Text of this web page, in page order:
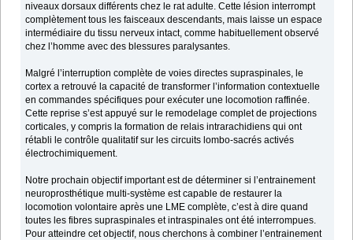
niveaux dorsaux différents chez le rat adulte. Cette lésion interrompt
complètement tous les faisceaux descendants, mais laisse un espace
intermédiaire du tissu nerveux intact, comme habituellement observé
chez l’homme avec des blessures paralysantes.
Malgré l’interruption complète de voies directes supraspinales, le
cortex a retrouvé la capacité de transformer l’information contextuelle
en commandes spécifiques pour exécuter une locomotion raffinée.
Cette reprise s’est appuyé sur le remodelage complet de projections
corticales, y compris la formation de relais intrarachidiens qui ont
rétabli le contrôle qualitatif sur les circuits lombo-sacrés activés
électrochimiquement.
Notre prochain objectif important est de déterminer si l’entrainement
neuroprosthétique multi-système est capable de restaurer la
locomotion volontaire après une LME complète, c’est à dire quand
toutes les fibres supraspinales et intraspinales ont été interrompues.
Pour atteindre cet objectif, nous cherchons à combiner l’entrainement